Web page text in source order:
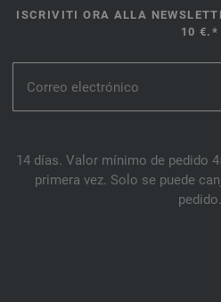
ISCRIVITI ORA ALLA
10 €.*
14 días. Valor mínimo de pedido
primera vez. Solo se puede
pedido.